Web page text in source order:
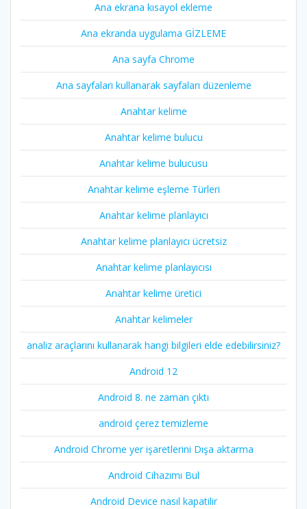
Ana ekrana kısayol ekleme
Ana ekranda uygulama GİZLEME
Ana sayfa Chrome
Ana sayfaları kullanarak sayfaları düzenleme
Anahtar kelime
Anahtar kelime bulucu
Anahtar kelime bulucusu
Anahtar kelime eşleme Türleri
Anahtar kelime planlayıcı
Anahtar kelime planlayıcı ücretsiz
Anahtar kelime planlayıcısı
Anahtar kelime üretici
Anahtar kelimeler
analiz araçlarını kullanarak hangi bilgileri elde edebilirsiniz?
Android 12
Android 8. ne zaman çıktı
android çerez temizleme
Android Chrome yer işaretlerini Dışa aktarma
Android Cihazımı Bul
Android Device nasıl kapatilir